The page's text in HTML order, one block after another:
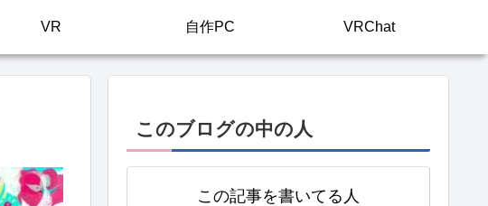
VR 自作PC VRChat
このブログの中の人
この記事を書いてる人